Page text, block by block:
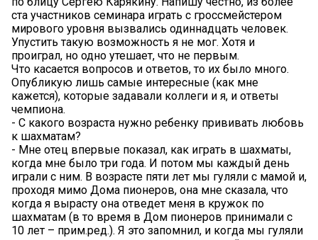
ста участников семинара играть с гроссмейстером
мирового уровня вызвались одиннадцать человек.
Упустить такую возможность я не мог. Хотя и
проиграл, но одно утешает, что не первым.
Что касается вопросов и ответов, то их было много.
Опубликую лишь самые интересные (как мне
кажется), которые задавали коллеги и я, и ответы
чемпиона.
- С какого возраста нужно ребенку прививать любовь
к шахматам?
- Мне отец впервые показал, как играть в шахматы,
когда мне было три года. И потом мы каждый день
играли с ним. В возрасте пяти лет мы гуляли с мамой и,
проходя мимо Дома пионеров, она мне сказала, что
когда я вырасту она отведет меня в кружок по
шахматам (в то время в Дом пионеров принимали с
10 лет – прим.ред.). Я это запомнил, и когда мы гуляли